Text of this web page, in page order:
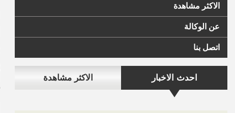
الاكثر مشاهدة
عن الوكالة
اتصل بنا
احدث الاخبار الاكثر مشاهدة